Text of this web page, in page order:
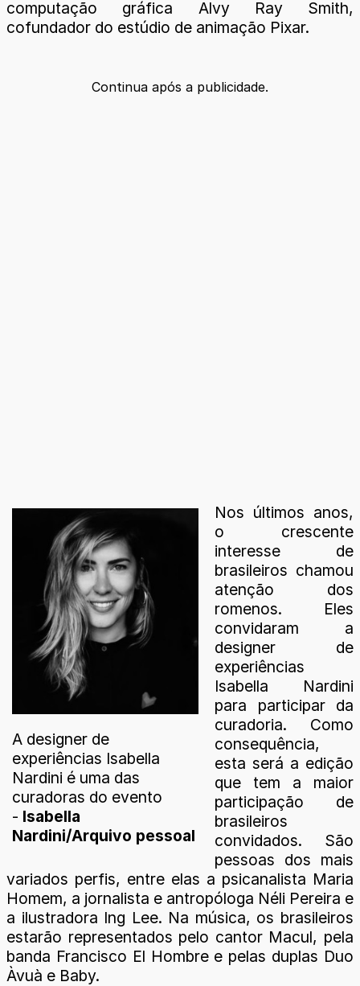
computação gráfica Alvy Ray Smith,
cofundador do estúdio de animação Pixar.
Continua após a publicidade.
A designer de
experiências Isabella
Nardini é uma das
curadoras do evento
- Isabella
Nardini/Arquivo pessoal
Nos últimos anos,
o crescente
interesse de
brasileiros chamou
atenção dos
romenos. Eles
convidaram a
designer de
experiências
Isabella Nardini
para participar da
curadoria. Como
consequência,
esta será a edição
que tem a maior
participação de
brasileiros
convidados. São
pessoas dos mais
variados perfis, entre elas a psicanalista Maria
Homem, a jornalista e antropóloga Néli Pereira e
a ilustradora Ing Lee. Na música, os brasileiros
estarão representados pelo cantor Macul, pela
banda Francisco El Hombre e pelas duplas Duo
Àvuà e Baby.